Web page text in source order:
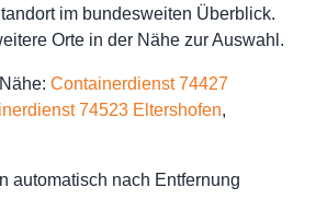
im bundesweiten Überblick.
Orte in der Nähe zur Auswahl.
Containerdienst 74427
74523 Eltershofen,
automatisch nach Entfernung